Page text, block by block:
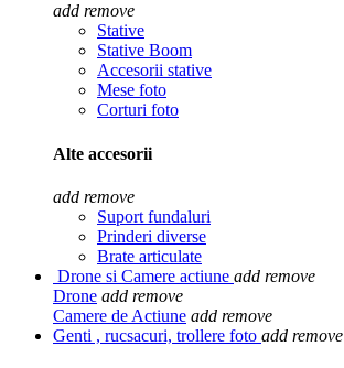
add remove
Stative
Stative Boom
Accesorii stative
Mese foto
Corturi foto
Alte accesorii
add remove
Suport fundaluri
Prinderi diverse
Brate articulate
Drone si Camere actiune add remove
Drone add remove
Camere de Actiune add remove
Genti , rucsacuri, trollere foto add remove